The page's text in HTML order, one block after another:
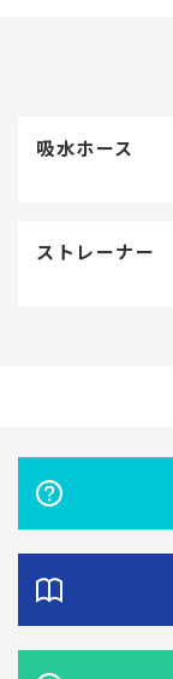
吸水ホース
ストレーナー